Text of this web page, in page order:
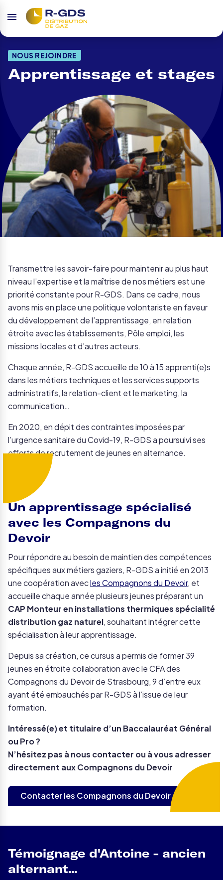
NOUS REJOINDRE
Apprentissage et stages
Transmettre les savoir-faire pour maintenir au plus haut
niveau l’expertise et la maîtrise de nos métiers est une
priorité constante pour R-GDS. Dans ce cadre, nous
avons mis en place une politique volontariste en faveur
du développement de l’apprentissage, en relation
étroite avec les établissements, Pôle emploi, les
missions locales et d’autres acteurs.
Chaque année, R-GDS accueille de 10 à 15 apprenti(e)s
dans les métiers techniques et les services supports
administratifs, la relation-client et le marketing, la
communication…
En 2020, en dépit des contraintes imposées par
l’urgence sanitaire du Covid-19, R-GDS a poursuivi ses
efforts de recrutement de jeunes en alternance.
Un apprentissage spécialisé
avec les Compagnons du
Devoir
Pour répondre au besoin de maintien des compétences
spécifiques aux métiers gaziers, R-GDS a initié en 2013
une coopération avecles Compagnons du Devoir, et
accueille chaque année plusieurs jeunes préparant un
CAP Monteur en installations thermiques spécialité
distribution gaz naturel, souhaitant intégrer cette
spécialisation à leur apprentissage.
Depuis sa création, ce cursus a permis de former 39
jeunes en étroite collaboration avec le CFA des
Compagnons du Devoir de Strasbourg, 9 d’entre eux
ayant été embauchés par R-GDS à l’issue de leur
formation.
Intéressé(e) et titulaire d’un Baccalauréat Général
ou Pro ?
N’hésitez pas à nous contacter ou à vous adresser
directement aux Compagnons du Devoir
Contacter les Compagnons du Devoir
Témoignage d'Antoine - ancien
alternant...